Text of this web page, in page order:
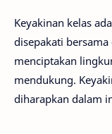
Keyakinan kelas
disepakati
menciptakan
mendukung.
diharapkan dalam